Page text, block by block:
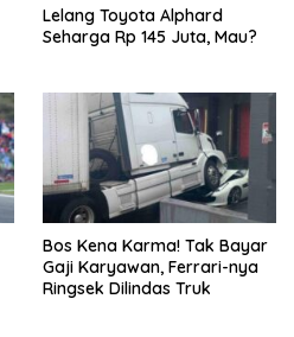
Lelang Toyota Alphard
Seharga Rp 145 Juta, Mau?
Bos Kena Karma! Tak Bayar
Gaji Karyawan, Ferrari-nya
Ringsek Dilindas Truk